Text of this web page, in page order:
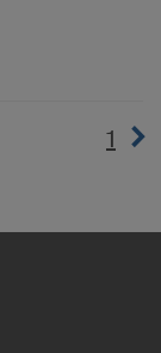
1